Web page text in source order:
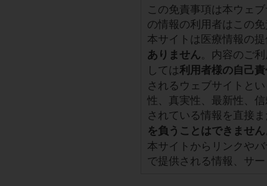
この免責事項は本ウェ
の情報の利用者はこの
本サイトは医療情報の
ありません。内容のご
しては利用者様の自己
されるウェブサイトと
性、真実性、最新性、
されている情報を直接
を負うことはできません
本サイトからリンクや
で提供される情報、サ